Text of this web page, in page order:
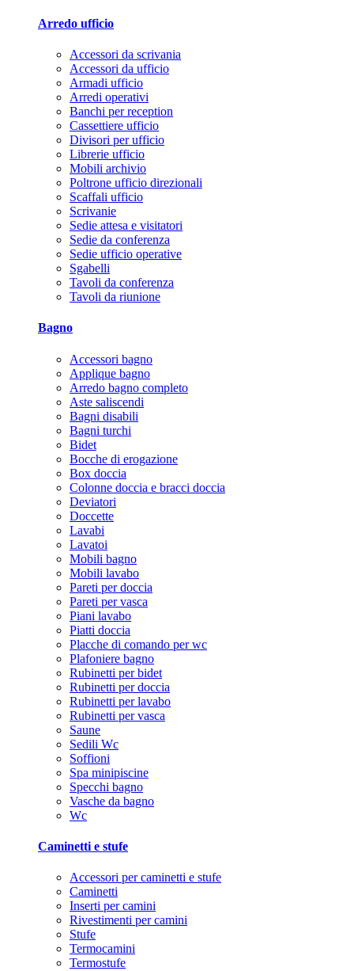
Arredo ufficio
Accessori da scrivania
Accessori da ufficio
Armadi ufficio
Arredi operativi
Banchi per reception
Cassettiere ufficio
Divisori per ufficio
Librerie ufficio
Mobili archivio
Poltrone ufficio direzionali
Scaffali ufficio
Scrivanie
Sedie attesa e visitatori
Sedie da conferenza
Sedie ufficio operative
Sgabelli
Tavoli da conferenza
Tavoli da riunione
Bagno
Accessori bagno
Applique bagno
Arredo bagno completo
Aste saliscendi
Bagni disabili
Bagni turchi
Bidet
Bocche di erogazione
Box doccia
Colonne doccia e bracci doccia
Deviatori
Doccette
Lavabi
Lavatoi
Mobili bagno
Mobili lavabo
Pareti per doccia
Pareti per vasca
Piani lavabo
Piatti doccia
Placche di comando per wc
Plafoniere bagno
Rubinetti per bidet
Rubinetti per doccia
Rubinetti per lavabo
Rubinetti per vasca
Saune
Sedili Wc
Soffioni
Spa minipiscine
Specchi bagno
Vasche da bagno
Wc
Caminetti e stufe
Accessori per caminetti e stufe
Caminetti
Inserti per camini
Rivestimenti per camini
Stufe
Termocamini
Termostufe